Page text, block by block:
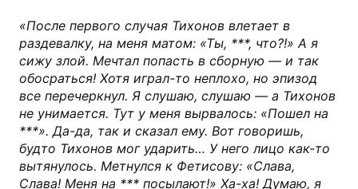
«После первого случая Тихонов влетает в
раздевалку, на меня матом: «Ты, ***, что?!» А я
сижу злой. Мечтал попасть в сборную — и так
обосраться! Хотя играл-то неплохо, но эпизод
все перечеркнул. Я слушаю, слушаю — а Тихонов
не унимается. Тут у меня вырвалось: «Пошел на
***». Да-да, так и сказал ему. Вот говоришь,
будто Тихонов мог ударить… У него лицо как-то
вытянулось. Метнулся к Фетисову: «Слава,
Слава! Меня на *** посылают!» Ха-ха! Думаю, я